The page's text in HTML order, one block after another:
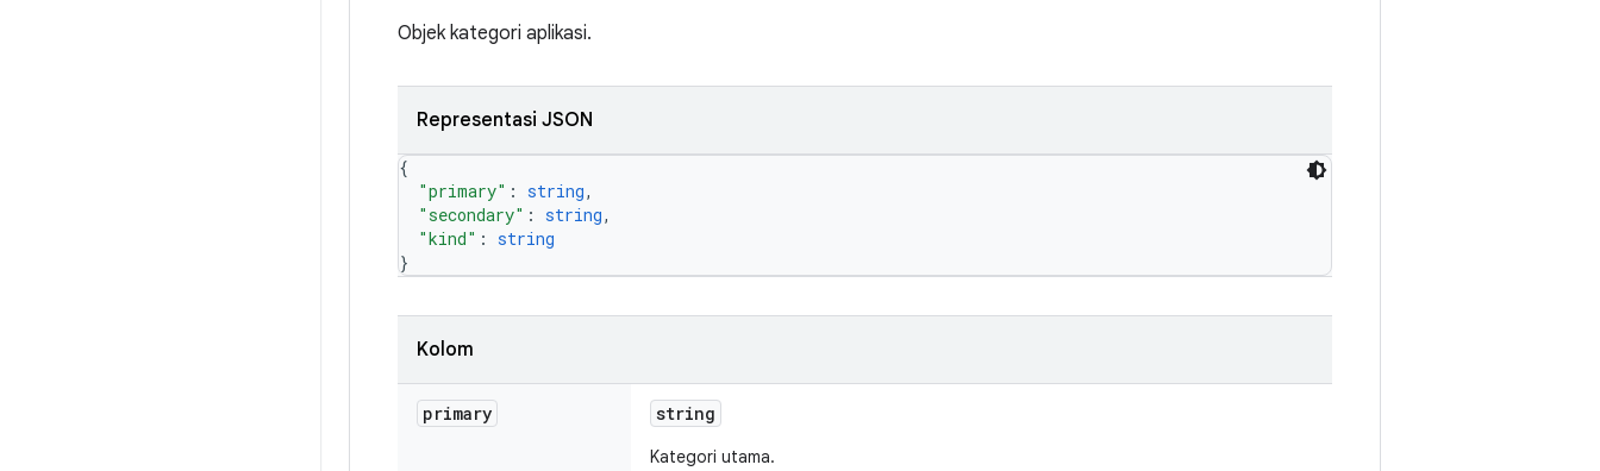
Objek kategori aplikasi.
Representasi JSON
{
"primary" : string,
"secondary" : string,
"kind" : string
}
Kolom
primary string
Kategori utama.